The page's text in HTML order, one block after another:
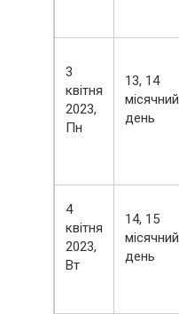
3
квітня
2023,
Пн
13, 14
місячний
день
4
квітня
2023,
Вт
14, 15
місячний
день